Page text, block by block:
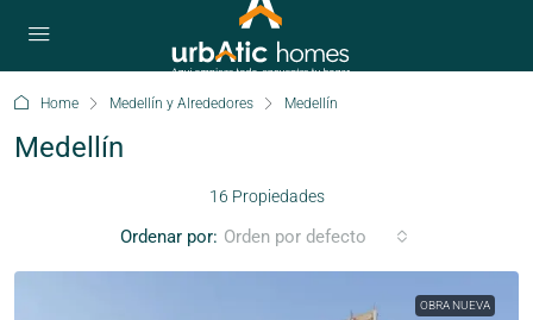
Home Medellín y Alrededores Medellín
Medellín
16 Propiedades
Ordenar por: Orden por defecto
OBRA NUEVA